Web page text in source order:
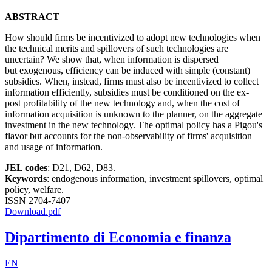
ABSTRACT
How should firms be incentivized to adopt new technologies when
the technical merits and spillovers of such technologies are
uncertain? We show that, when information is dispersed
but exogenous, efficiency can be induced with simple (constant)
subsidies. When, instead, firms must also be incentivized to collect
information efficiently, subsidies must be conditioned on the ex-
post profitability of the new technology and, when the cost of
information acquisition is unknown to the planner, on the aggregate
investment in the new technology. The optimal policy has a Pigou's
flavor but accounts for the non-observability of firms' acquisition
and usage of information.
JEL codes: D21, D62, D83.
Keywords: endogenous information, investment spillovers, optimal
policy, welfare.
ISSN 2704-7407
Download.pdf
Dipartimento di Economia e finanza
EN